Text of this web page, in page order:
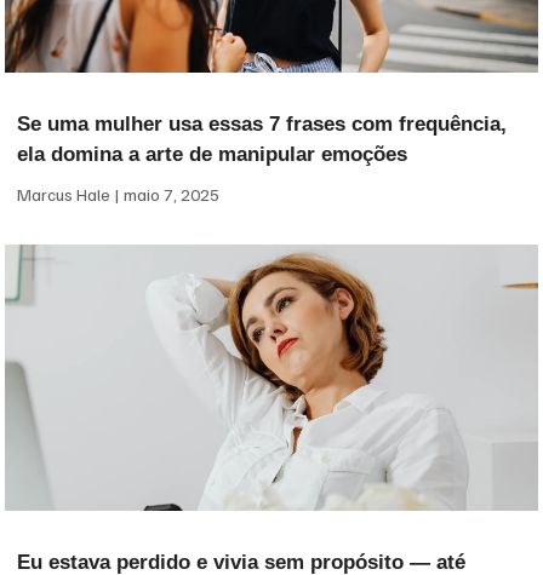
Se uma mulher usa essas 7 frases com frequência,
ela domina a arte de manipular emoções
Marcus Hale maio 7, 2025
Eu estava perdido e vivia sem propósito — até